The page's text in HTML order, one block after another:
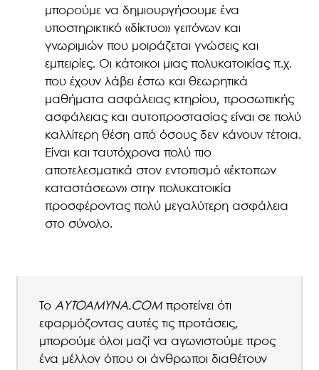
μπορούμε να δημιουργήσουμε ένα
υποστηρικτικό «δίκτυο» γειτόνων και
γνωριμιών που μοιράζεται γνώσεις και
εμπειρίες. Οι κάτοικοι μιας πολυκατοικίας π.χ.
που έχουν λάβει έστω και θεωρητικά
μαθήματα ασφάλειας κτηρίου, προσωπικής
ασφάλειας και αυτοπροστασίας είναι σε πολύ
καλλίτερη θέση από όσους δεν κάνουν τέτοια.
Είναι και ταυτόχρονα πολύ πιο
αποτελεσματικά στον εντοπισμό «έκτοπων
καταστάσεων» στην πολυκατοικία
προσφέροντας πολύ μεγαλύτερη ασφάλεια
στο σύνολο.
ΤοΑΥΤΟΑΜΥΝΑ.COM προτείνει ότι
εφαρμόζοντας αυτές τις προτάσεις,
μπορούμε όλοι μαζί να αγωνιστούμε προς
ένα μέλλον όπου οι άνθρωποι διαθέτουν